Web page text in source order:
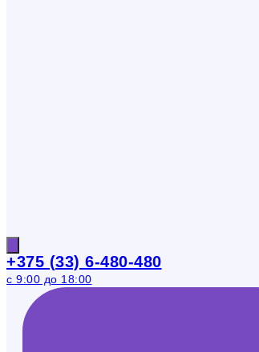
+375 (33) 6-480-480
с 9:00 до 18:00